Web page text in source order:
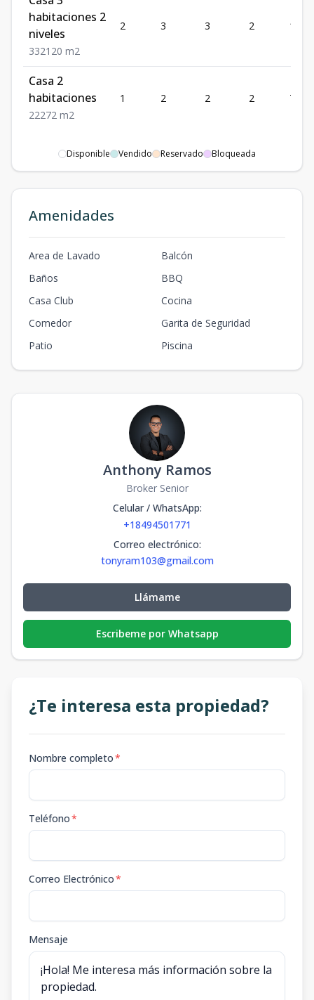
habitaciones 2
niveles
332120 m2
2 3 3 2 120
Casa 2
habitaciones
22272 m2
1 2 2 2 72
Disponible Vendido Reservado Bloqueada
Amenidades
Area de Lavado
Balcón
Baños
BBQ
Casa Club
Cocina
Comedor
Garita de Seguridad
Patio
Piscina
Anthony Ramos
Broker Senior
Celular / WhatsApp:
+18494501771
Correo electrónico:
tonyram103@gmail.com
Llámame
Escribeme por Whatsapp
¿Te interesa esta propiedad?
Nombre completo*
Teléfono*
Correo Electrónico*
Mensaje